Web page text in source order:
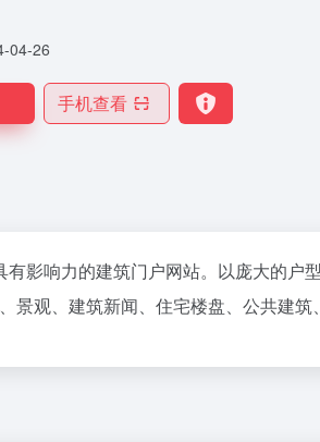
04-26
手机查看
有影响力的建筑门户网站。以庞大的户
景观、建筑新闻、住宅楼盘、公共建